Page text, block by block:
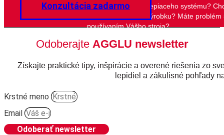
Potrebujete poradiť s výberom lepidla či lepiaceho systému?
zlepšiť kvalitu lepeného spoja Vášho výrobku? Máte problém
používaním Vášho stroja?
Konzultácia zadarmo
Odoberajte AGGLU newsletter
Získajte praktické tipy, inšpirácie a overené riešenia zo
lepidiel a zákulisné pohľady
Krstné meno
Email
Odoberať newsletter